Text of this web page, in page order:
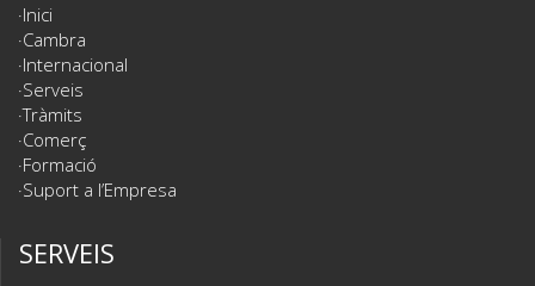
Inici
Cambra
Internacional
Serveis
Tràmits
Comerç
Formació
Suport a l’Empresa
SERVEIS